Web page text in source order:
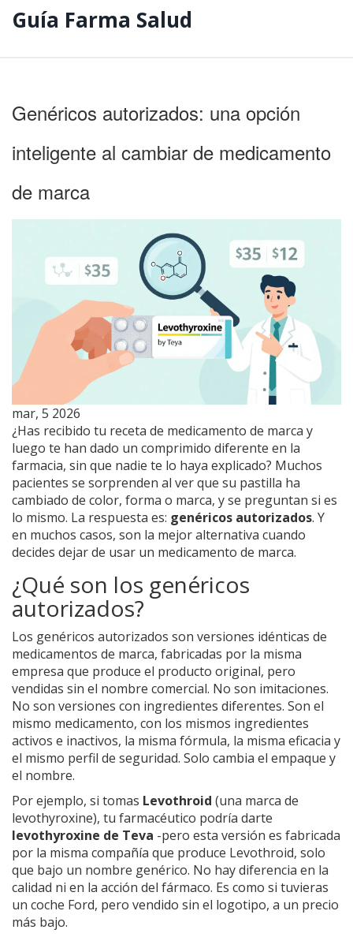
Guía Farma Salud
Genéricos autorizados: una opción
inteligente al cambiar de medicamento
de marca
mar, 5 2026
¿Has recibido tu receta de medicamento de marca y
luego te han dado un comprimido diferente en la
farmacia, sin que nadie te lo haya explicado? Muchos
pacientes se sorprenden al ver que su pastilla ha
cambiado de color, forma o marca, y se preguntan si es
lo mismo. La respuesta es: genéricos autorizados. Y
en muchos casos, son la mejor alternativa cuando
decides dejar de usar un medicamento de marca.
¿Qué son los genéricos
autorizados?
Los genéricos autorizados son versiones idénticas de
medicamentos de marca, fabricadas por la misma
empresa que produce el producto original, pero
vendidas sin el nombre comercial. No son imitaciones.
No son versiones con ingredientes diferentes. Son el
mismo medicamento, con los mismos ingredientes
activos e inactivos, la misma fórmula, la misma eficacia y
el mismo perfil de seguridad. Solo cambia el empaque y
el nombre.
Por ejemplo, si tomas Levothroid (una marca de
levothyroxine), tu farmacéutico podría darte
levothyroxine de Teva -pero esta versión es fabricada
por la misma compañía que produce Levothroid, solo
que bajo un nombre genérico. No hay diferencia en la
calidad ni en la acción del fármaco. Es como si tuvieras
un coche Ford, pero vendido sin el logotipo, a un precio
más bajo.